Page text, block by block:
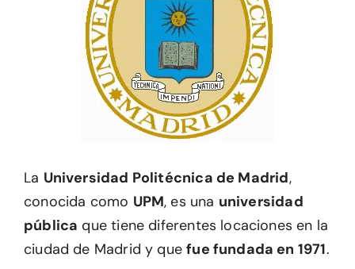
La Universidad Politécnica de Madrid,
conocida como UPM, es una universidad
pública que tiene diferentes locaciones en la
ciudad de Madrid y quefue fundada en 1971.